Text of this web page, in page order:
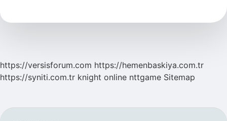
https://versisforum.com https://hemenbaskiya.com.tr
https://syniti.com.tr knight online nttgame Sitemap